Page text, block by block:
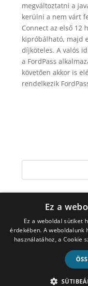
megváltoztatni a
kerülni a nem várt
Connect az első 12
kipróbálható, majd
díjköteles. A valós
a FordPass
követően akkor is
rendelkezik
Autólopás elleni
Iránymeghatározás
Mi szükségem lehet
Mi az a Geodézia?
A GPS kezdetei és
Ez a
Ez a weboldal sütiket
érdekében. A weboldalunk
használatához, a Cookie